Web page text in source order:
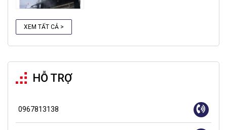
XEM TẤT CẢ >
HỖ TRỢ
0967813138